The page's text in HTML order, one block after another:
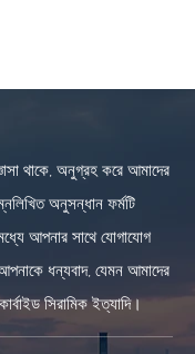
থাকে, অনুগ্রহ করে আমাদের
অনুসন্ধান ফর্মটি
আপনার সাথে যোগাযোগ
ধন্যবাদ, যেমন আমাদের
সিরামিক ইত্যাদি।